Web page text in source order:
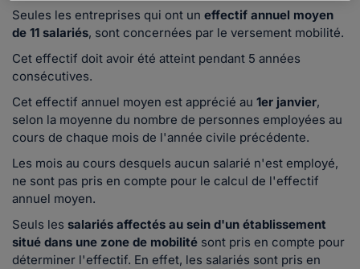
Seules les entreprises qui ont un effectif annuel moyen
de 11 salariés, sont concernées par le versement mobilité.
Cet effectif doit avoir été atteint pendant 5 années
consécutives.
Cet effectif annuel moyen est apprécié au 1er janvier,
selon la moyenne du nombre de personnes employées au
cours de chaque mois de l'année civile précédente.
Les mois au cours desquels aucun salarié n'est employé,
ne sont pas pris en compte pour le calcul de l'effectif
annuel moyen.
Seuls les salariés affectés au sein d'un établissement
situé dans une zone de mobilité sont pris en compte pour
déterminer l'effectif. En effet, les salariés sont pris en